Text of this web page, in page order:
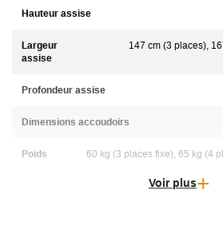
Hauteur assise
Largeur
assise
147 cm (3 places),
Profondeur assise
Dimensions accoudoirs
Poids
60 kg (3 places fixe), 65 kg (4
Voir plus